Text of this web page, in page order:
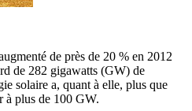
de près de 20 % en 2012
de 282 gigawatts (GW) de
solaire a, quant à elle, plus que
à plus de 100 GW.